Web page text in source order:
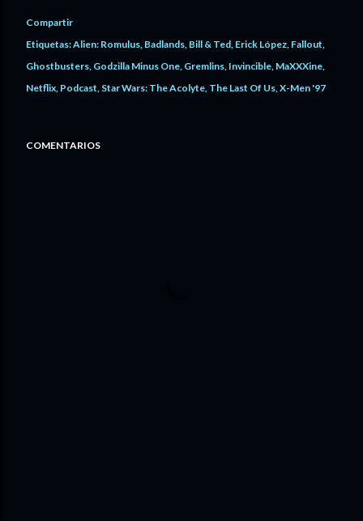
Compartir
Etiquetas:Alien: Romulus Badlands Bill & Ted Erick López Fallout
Ghostbusters Godzilla Minus One Gremlins Invincible MaXXXine
Netflix Podcast Star Wars: The Acolyte The Last Of Us X-Men '97
COMENTARIOS